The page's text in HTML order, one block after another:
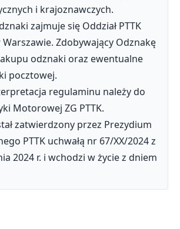
i krajoznawczych.
zajmuje się Oddział PTTK
Warszawie. Zdobywający Odznakę
odznaki oraz ewentualne
pocztowej.
regulaminu należy do
Motorowej ZG PTTK.
zatwierdzony przez Prezydium
PTTK uchwałą nr 67/XX/2024 z
2024 r. i wchodzi w życie z dniem